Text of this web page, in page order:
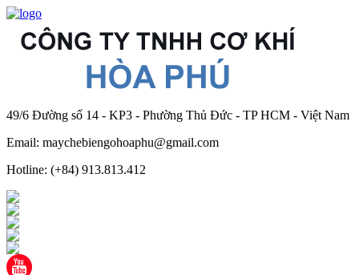
49/6 Đường số 14 - KP3 - Phường Thủ Đức - TP HCM - Việt Nam
Email: maychebiengohoaphu@gmail.com
Hotline: (+84) 913.813.412